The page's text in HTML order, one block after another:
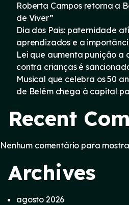
Roberta Campos retorna a
de Viver”
Dia dos Pais: paternidade
aprendizados e a
Lei que aumenta punição a
contra crianças é
Musical que celebra os 50
de Belém chega à capital
Recent
Nenhum comentário para
Archives
agosto 2026